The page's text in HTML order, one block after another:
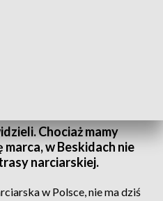
Chociaż mamy
w Beskidach nie
narciarskiej.
w Polsce, nie ma dziś